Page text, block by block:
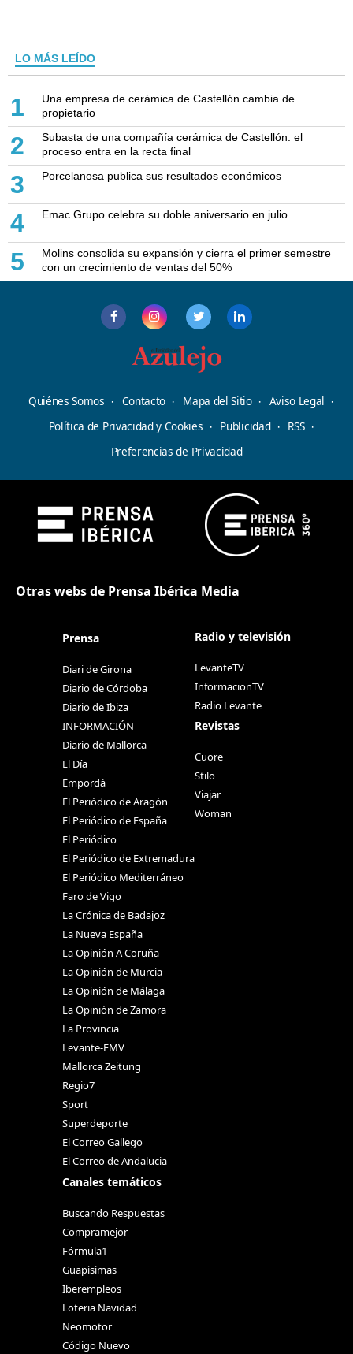
LO MÁS LEÍDO
1
Una empresa de cerámica de Castellón cambia de
propietario
2
Subasta de una compañía cerámica de Castellón: el
proceso entra en la recta final
3 Porcelanosa publica sus resultados económicos
4 Emac Grupo celebra su doble aniversario en julio
5
Molins consolida su expansión y cierra el primer semestre
con un crecimiento de ventas del 50%
Quiénes Somos Contacto Mapa del Sitio
Aviso Legal
Política de Privacidad y Cookies
Publicidad
RSS
Preferencias de Privacidad
Otras webs de Prensa Ibérica Media
Prensa
Diari de Girona
Diario de Córdoba
Diario de Ibiza
INFORMACIÓN
Diario de Mallorca
El Día
Empordà
El Periódico de Aragón
El Periódico de España
El Periódico
El Periódico de Extremadura
El Periódico Mediterráneo
Faro de Vigo
La Crónica de Badajoz
La Nueva España
La Opinión A Coruña
La Opinión de Murcia
La Opinión de Málaga
La Opinión de Zamora
La Provincia
Levante-EMV
Mallorca Zeitung
Regio7
Sport
Superdeporte
El Correo Gallego
El Correo de Andalucia
Canales temáticos
Buscando Respuestas
Compramejor
Fórmula1
Guapisimas
Iberempleos
Loteria Navidad
Neomotor
Código Nuevo
Radio y televisión
LevanteTV
InformacionTV
Radio Levante
Revistas
Cuore
Stilo
Viajar
Woman